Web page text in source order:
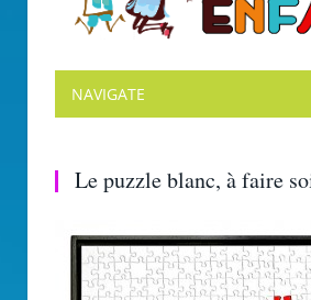
NAVIGATE
Le puzzle blanc, à faire